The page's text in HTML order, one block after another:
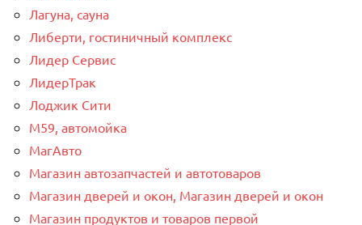
Лагуна, сауна
Либерти, гостиничный комплекс
Лидер Сервис
ЛидерТрак
Лоджик Сити
М59, автомойка
МагАвто
Магазин автозапчастей и автотоваров
Магазин дверей и окон, Магазин дверей и окон
Магазин продуктов и товаров первой